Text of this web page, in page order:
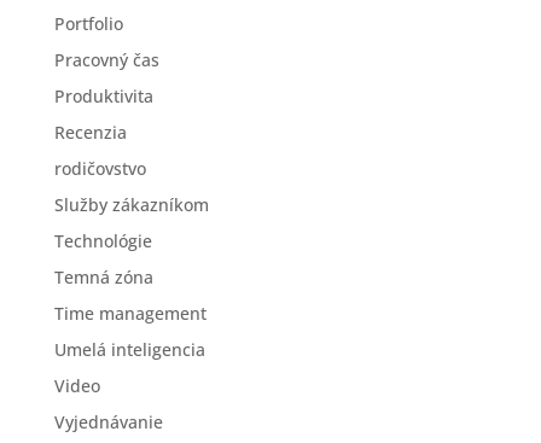
Portfolio
Pracovný čas
Produktivita
Recenzia
rodičovstvo
Služby zákazníkom
Technológie
Temná zóna
Time management
Umelá inteligencia
Video
Vyjednávanie